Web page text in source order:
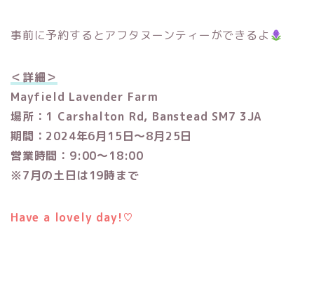
事前に予約するとアフタヌーンティーができるよ
＜詳細＞
Mayfield Lavender Farm
場所：1 Carshalton Rd, Banstead SM7 3JA
期間：2024年6月15日〜8月25日
営業時間：9:00〜18:00
※7月の土日は19時まで
Have a lovely day! ♡